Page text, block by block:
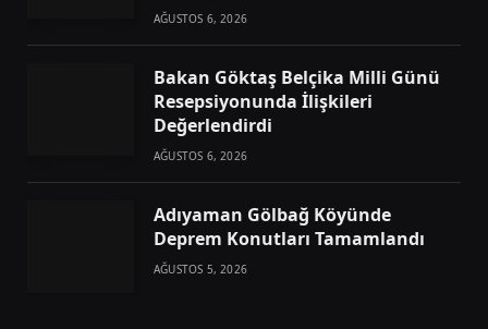
AĞUSTOS 6, 2026
Bakan Göktaş Belçika Milli Günü
Resepsiyonunda İlişkileri
Değerlendirdi
AĞUSTOS 6, 2026
Adıyaman Gölbağ Köyünde
Deprem Konutları Tamamlandı
AĞUSTOS 5, 2026